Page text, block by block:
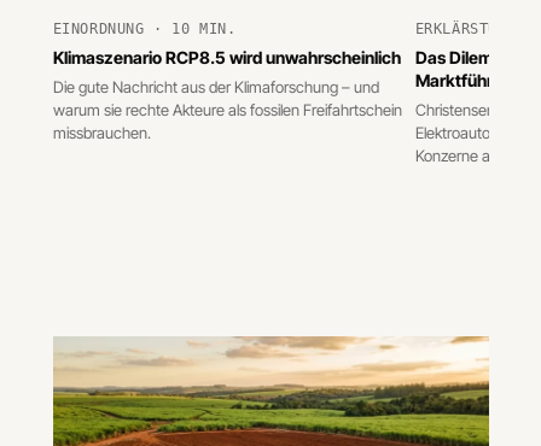
EINORDNUNG · 10 MIN.
Klimaszenario RCP8.5 wird unwahrscheinlich
Die gute Nachricht aus der Klimaforschung – und
warum sie rechte Akteure als fossilen Freifahrtschein
missbrauchen.
ERKLÄRSTÜCK
Das Dilemma
Marktführer
Christensens
Elektroautos VW
Konzerne alles